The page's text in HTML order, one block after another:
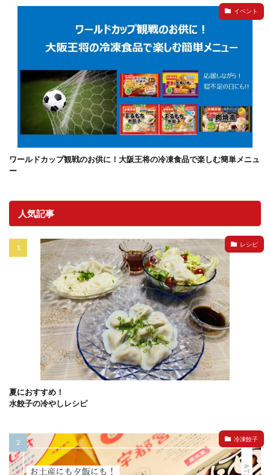
イベント
ワールドカップ観戦のお供に！大阪王将の冷凍食品で楽しむ簡単メニュ
ー
人気記事
レシピ
夏におすすめ！
水餃子の冷やしレシピ
冷凍餃子